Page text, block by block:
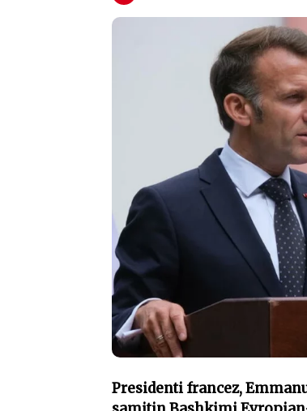
Presidenti francez,